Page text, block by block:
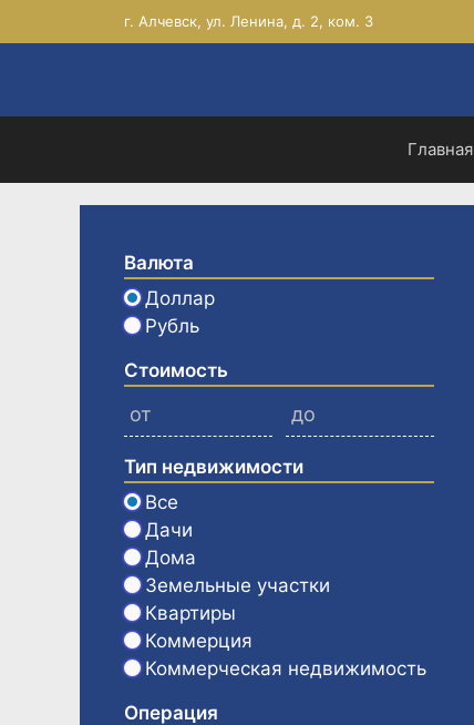
к
г. Алчевск, ул. Ленина, д. 2, ком. 3
Главная
Валюта
Доллар
Рубль
Стоимость
Тип недвижимости
Все
Дачи
Дома
Земельные участки
Квартиры
Коммерция
Коммерческая недвижимость
Операция